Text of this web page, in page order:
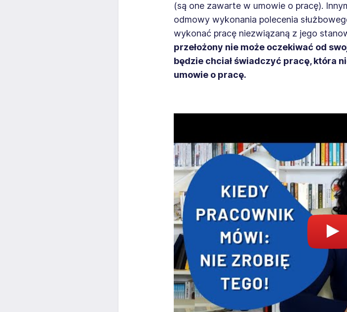
(są one zawarte w umowie o pracę).
odmowy wykonania polecenia
wykonać pracę niezwiązaną z jego
przełożony nie może oczekiwać od
będzie chciał świadczyć pracę, która
umowie o pracę.